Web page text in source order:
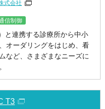
式会社
信制御
と連携する診療所から中小
オーダリングをはじめ、看
など、さまざまなニーズに
T3